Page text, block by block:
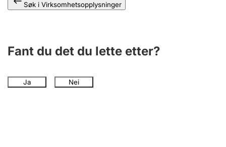
Søk i Virksomhetsopplysninger
Fant du det du lette etter?
Ja Nei